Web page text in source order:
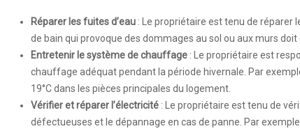
Réparer les fuites d’eau : Le propriétaire est tenu de réparer
de bain qui provoque des dommages au sol ou aux murs
Entretenir le système de chauffage : Le propriétaire est
chauffage adéquat pendant la période hivernale. Par
19°C dans les pièces principales du logement.
Vérifier et réparer l’électricité : Le propriétaire est tenu de
défectueuses et le dépannage en cas de panne. Par